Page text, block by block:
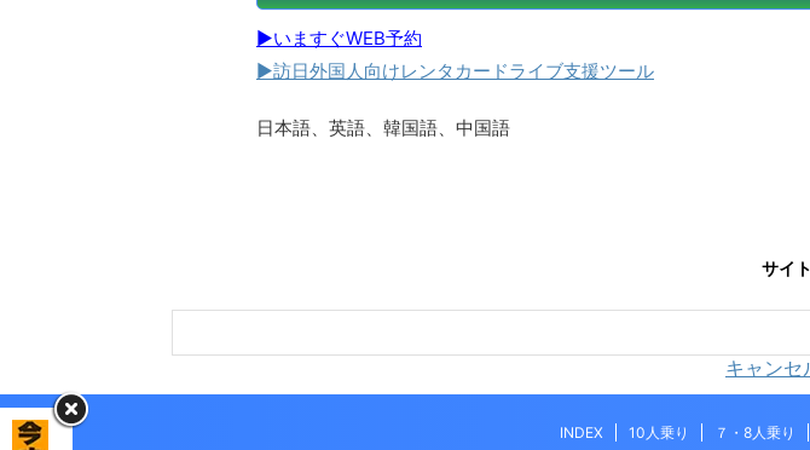
▶いますぐWEB予約
▶訪日外国人向けレンタカードライブ支援ツール
日本語、英語、韓国語、中国語
サイ
キャンセ
INDEX 10人乗り ７・8人乗り